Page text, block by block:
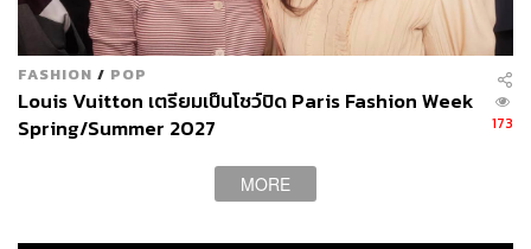
FASHION / POP
Louis Vuitton เตรียมเป็นโชว์ปิด Paris Fashion Week
Spring/Summer 2027
173
MORE